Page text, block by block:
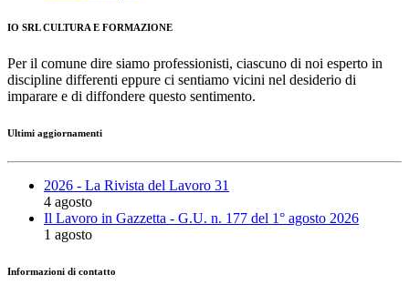
IO SRL CULTURA E FORMAZIONE
Per il comune dire siamo professionisti, ciascuno di noi esperto in
discipline differenti eppure ci sentiamo vicini nel desiderio di
imparare e di diffondere questo sentimento.
Ultimi aggiornamenti
2026 - La Rivista del Lavoro 31
4 agosto
Il Lavoro in Gazzetta - G.U. n. 177 del 1° agosto 2026
1 agosto
Informazioni di contatto